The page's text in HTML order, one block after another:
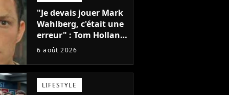
"Je devais jouer Mark
Wahlberg, c'était une
erreur" : Tom Holland,
la star de Spider-Man,
blockbuster
6 août 2026
LIFESTYLE